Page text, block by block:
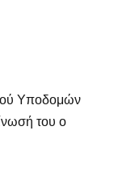
Υποδομών
του ο